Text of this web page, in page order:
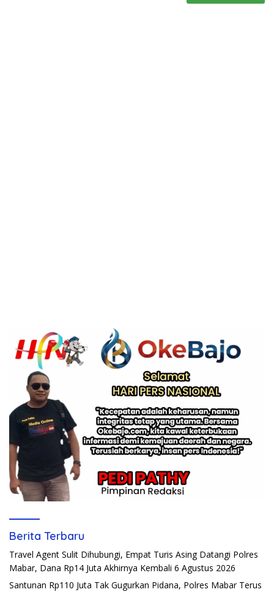
Berita Terbaru
Travel Agent Sulit Dihubungi, Empat Turis Asing Datangi Polres
Mabar, Dana Rp14 Juta Akhirnya Kembali 6 Agustus 2026
Santunan Rp110 Juta Tak Gugurkan Pidana, Polres Mabar Terus